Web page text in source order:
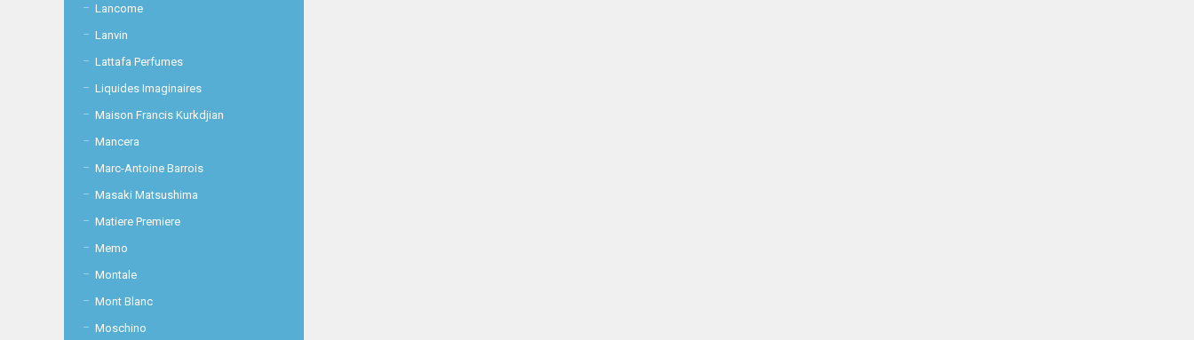
Lancome
Lanvin
Lattafa Perfumes
Liquides Imaginaires
Maison Francis Kurkdjian
Mancera
Marc-Antoine Barrois
Masaki Matsushima
Matiere Premiere
Memo
Montale
Mont Blanc
Moschino